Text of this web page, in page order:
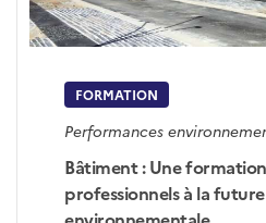
FORMATION
Performances
Bâtiment : Une
professionnels à la